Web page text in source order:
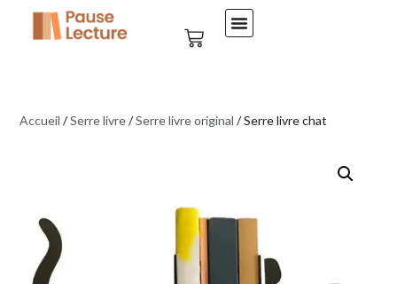
Accueil /Serre livre/Serre livre original / Serre livre chat